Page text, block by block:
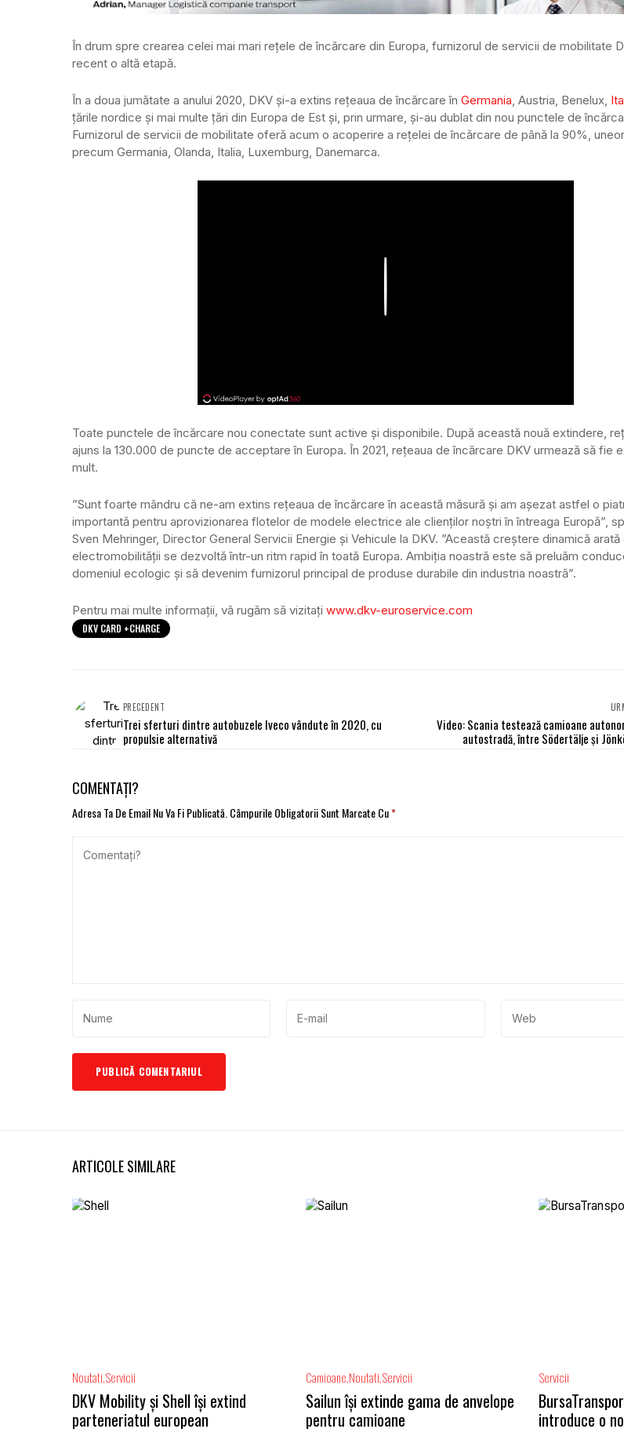
În drum spre crearea celei mai mari rețele de încărcare din Europa, furnizorul de servicii de mobilitate
recent o altă etapă.
În a doua jumătate a anului 2020, DKV și-a extins rețeaua de încărcare în Germania , Austria, Benelux,
țările nordice și mai multe țări din Europa de Est și, prin urmare, și-au dublat din nou punctele de
Furnizorul de servicii de mobilitate oferă acum o acoperire a rețelei de încărcare de până la 90%,
precum Germania, Olanda, Italia, Luxemburg, Danemarca.
Toate punctele de încărcare nou conectate sunt active și disponibile. După această nouă extindere,
ajuns la 130.000 de puncte de acceptare în Europa. În 2021, rețeaua de încărcare DKV urmează să fie
mult.
”Sunt foarte mândru că ne-am extins rețeaua de încărcare în această măsură și am așezat astfel o
importantă pentru aprovizionarea flotelor de modele electrice ale clienților noștri în întreaga Europă”,
Sven Mehringer, Director General Servicii Energie și Vehicule la DKV. ”Această creștere dinamică
electromobilității se dezvoltă într-un ritm rapid în toată Europa. Ambiția noastră este să preluăm
domeniul ecologic și să devenim furnizorul principal de produse durabile din industria noastră”.
Pentru mai multe informații, vă rugăm să vizitați www.dkv-euroservice.com
DKV CARD +CHARGE
PRECEDENT
Trei sferturi dintre autobuzele Iveco vândute în 2020, cu
propulsie alternativă
Video: Scania testează camioane
autostradă, între Södertälje și
COMENTAȚI?
Adresa Ta De Email Nu Va Fi Publicată. Câmpurile Obligatorii Sunt Marcate Cu*
ARTICOLE SIMILARE
Noutati Servicii
DKV Mobility și Shell își extind
parteneriatul european
Camioane Noutati Servicii
Sailun își extinde gama de anvelope
pentru camioane
Servicii
introduce o